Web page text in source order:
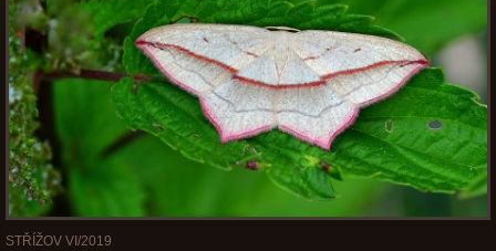
STŘÍŽOV VI/2019